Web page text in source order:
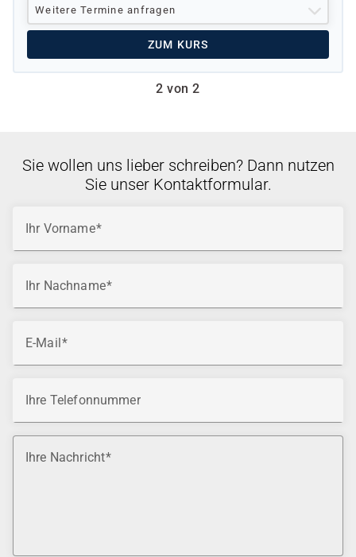
Weitere Termine anfragen
ZUM KURS
2 von 2
Sie wollen uns lieber schreiben? Dann nutzen
Sie unser Kontaktformular.
Ihr Vorname
Ihr Nachname
E-Mail
Ihre Telefonnummer
Ihre Nachricht